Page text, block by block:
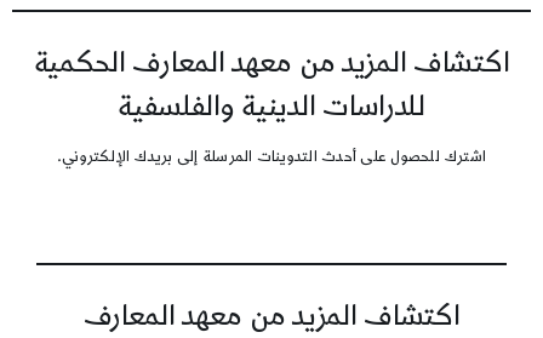
اكتشاف المزيد من معهد المعارف الحكمية
للدراسات الدينية والفلسفية
اشترك للحصول على أحدث التدوينات المرسلة إلى بريدك الإلكتروني.
اكتشاف المزيد من معهد المعارف